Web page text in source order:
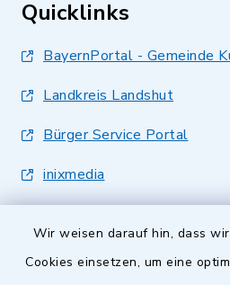
Wir weisen darauf hin, dass
Cookies einsetzen, um eine
Quicklinks
BayernPortal - Gemeinde
Landkreis Landshut
Bürger Service Portal
inixmedia